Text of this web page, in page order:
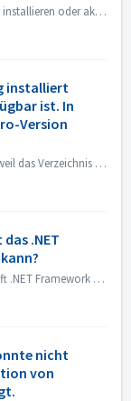
Wenn Sie eine Anwendung in Nero Start nicht installieren oder aktualisieren können, können Sie die folgenden Methoden zur Lösung des Problems versuchen. ...
installiert
ist. In
Version
Vielleicht ist die Installation fehlgeschlagen, weil das Verzeichnis nicht verfügbar ist. Die Meldung könnte wie unten aussehen: Das liegt daran, d...
.NET
Wenn Nero Start die Installation von Microsoft .NET Framework 4.7.2 im Update Center fehlschlägt, können Sie die folgenden Methoden versuchen, um das Probl...
nicht
von